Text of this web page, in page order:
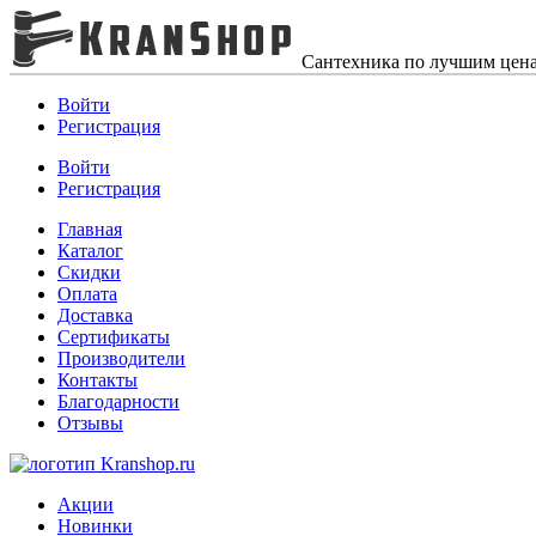
Сантехника по лучшим
Войти
Регистрация
Войти
Регистрация
Главная
Каталог
Скидки
Оплата
Доставка
Сертификаты
Производители
Контакты
Благодарности
Отзывы
Акции
Новинки